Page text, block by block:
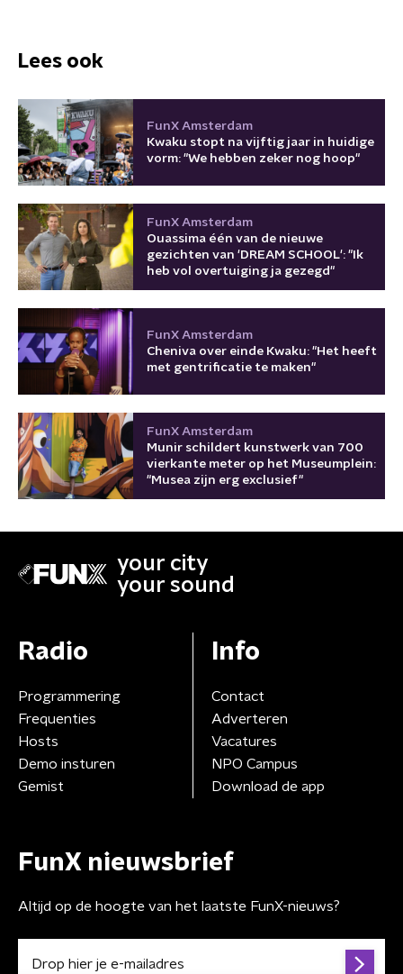
Lees ook
FunX Amsterdam
Kwaku stopt na vijftig jaar in huidige
vorm: "We hebben zeker nog hoop"
FunX Amsterdam
Ouassima één van de nieuwe
gezichten van 'DREAM SCHOOL': "Ik
heb vol overtuiging ja gezegd"
FunX Amsterdam
Cheniva over einde Kwaku: "Het heeft
met gentrificatie te maken"
FunX Amsterdam
Munir schildert kunstwerk van 700
vierkante meter op het Museumplein:
"Musea zijn erg exclusief"
your city
your sound
Radio
Programmering
Frequenties
Hosts
Demo insturen
Gemist
Info
Contact
Adverteren
Vacatures
NPO Campus
Download de app
FunX nieuwsbrief
Altijd op de hoogte van het laatste FunX-nieuws?